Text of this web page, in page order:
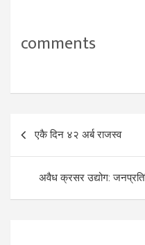
comments
Post
navigation
एकै दिन ४२ अर्ब राजस्व
अवैध क्रसर उद्योग: